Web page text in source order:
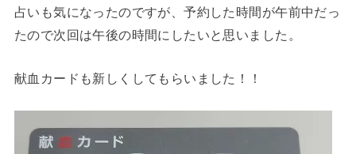
占いも気になったのですが、予約した時間が午前中だっ
たので次回は午後の時間にしたいと思いました。
献血カードも新しくしてもらいました！！